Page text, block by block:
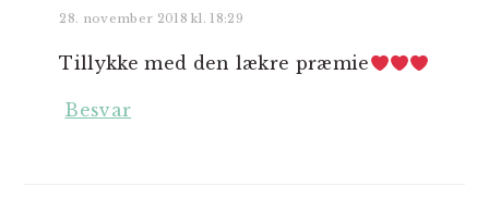
28. november 2018 kl. 18:29
Tillykke med den lækre præmie
Besvar